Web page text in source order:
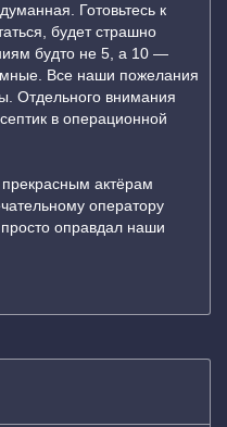
Готовьтесь к
будет страшно
будто не 5, а 10 —
Все наши пожелания
Отдельного внимания
в операционной
актёрам
оператору
оправдал наши